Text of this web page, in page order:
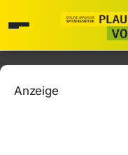
Anzeige